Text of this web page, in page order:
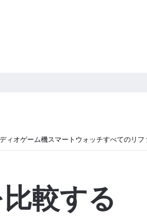
ィオゲーム機スマートウォッチすべてのリフ
較する